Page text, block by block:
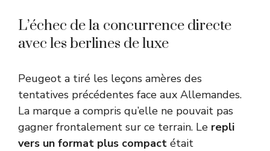
L’échec de la concurrence directe
avec les berlines de luxe
Peugeot a tiré les leçons amères des
tentatives précédentes face aux Allemandes.
La marque a compris qu’elle ne pouvait pas
gagner frontalement sur ce terrain. Le repli
vers un format plus compact était